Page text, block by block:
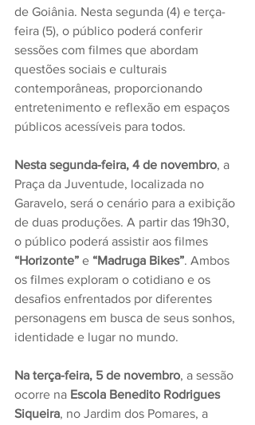
de Goiânia. Nesta segunda (4) e terça-
feira (5), o público poderá conferir
sessões com filmes que abordam
questões sociais e culturais
contemporâneas, proporcionando
entretenimento e reflexão em espaços
públicos acessíveis para todos.
Nesta segunda-feira, 4 de novembro, a
Praça da Juventude, localizada no
Garavelo, será o cenário para a exibição
de duas produções. A partir das 19h30,
o público poderá assistir aos filmes
“Horizonte” e “Madruga Bikes”. Ambos
os filmes exploram o cotidiano e os
desafios enfrentados por diferentes
personagens em busca de seus sonhos,
identidade e lugar no mundo.
Na terça-feira, 5 de novembro, a sessão
ocorre na Escola Benedito Rodrigues
Siqueira, no Jardim dos Pomares, a